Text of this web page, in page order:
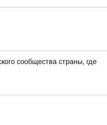
сообщества страны, где